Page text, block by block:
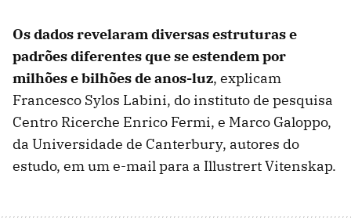
Os dados revelaram diversas estruturas e
padrões diferentes que se estendem por
milhões e bilhões de anos-luz, explicam
Francesco Sylos Labini, do instituto de pesquisa
Centro Ricerche Enrico Fermi, e Marco Galoppo,
da Universidade de Canterbury, autores do
estudo, em um e-mail para a Illustrert Vitenskap.